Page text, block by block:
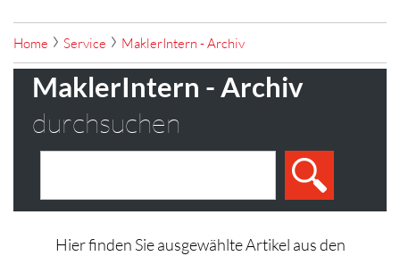
Home Service MaklerIntern - Archiv
MaklerIntern - Archiv
durchsuchen
Hier finden Sie ausgewählte Artikel aus den